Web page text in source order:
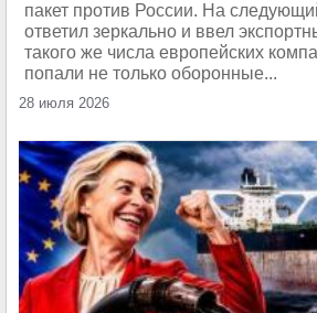
пакет против России. На
ответил зеркально и ввел
такого же числа европейских
попали не только оборонные...
28 июля 2026